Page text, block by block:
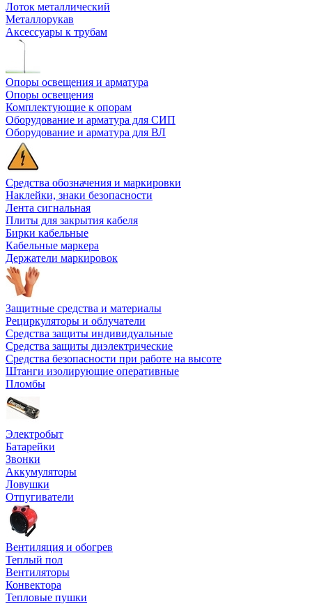
Лоток металлический
Металлорукав
Аксессуары к трубам
Опоры освещения и арматура
Опоры освещения
Комплектующие к опорам
Оборудование и арматура для СИП
Оборудование и арматура для ВЛ
Средства обозначения и маркировки
Наклейки, знаки безопасности
Лента сигнальная
Плиты для закрытия кабеля
Бирки кабельные
Кабельные маркера
Держатели маркировок
Защитные средства и материалы
Рециркуляторы и облучатели
Средства защиты индивидуальные
Средства защиты диэлектрические
Средства безопасности при работе на высоте
Штанги изолирующие оперативные
Пломбы
Электробыт
Батарейки
Звонки
Аккумуляторы
Ловушки
Отпугиватели
Вентиляция и обогрев
Теплый пол
Вентиляторы
Конвектора
Тепловые пушки